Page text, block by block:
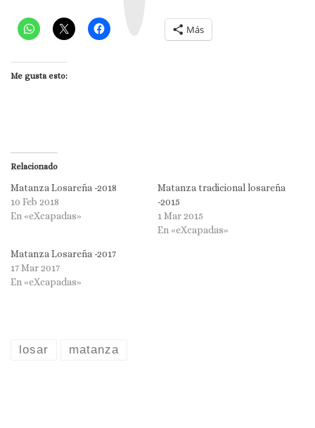
Más
Me gusta esto:
Relacionado
Matanza Losareña -2018
10 Feb 2018
En «eXcapadas»
Matanza tradicional losareña
-2015
1 Mar 2015
En «eXcapadas»
Matanza Losareña -2017
17 Mar 2017
En «eXcapadas»
losar matanza